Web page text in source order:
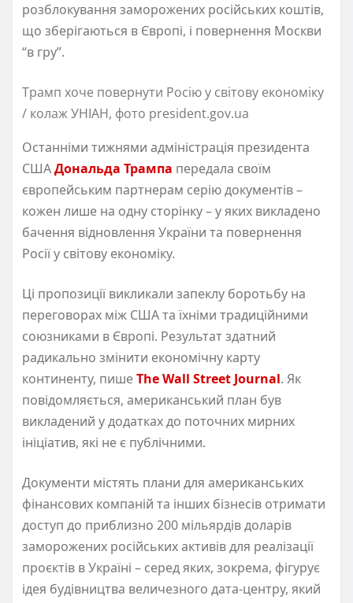
розблокування заморожених російських коштів,
що зберігаються в Європі, і повернення Москви
“в гру”.
Трамп хоче повернути Росію у світову економіку
/ колаж УНІАН, фото president.gov.ua
Останніми тижнями адміністрація президента
СШАДональда Трампа передала своїм
європейським партнерам серію документів –
кожен лише на одну сторінку – у яких викладено
бачення відновлення України та повернення
Росії у світову економіку.
Ці пропозиції викликали запеклу боротьбу на
переговорах між США та їхніми традиційними
союзниками в Європі. Результат здатний
радикально змінити економічну карту
континенту, пишеThe Wall Street Journal. Як
повідомляється, американський план був
викладений у додатках до поточних мирних
ініціатив, які не є публічними.
Документи містять плани для американських
фінансових компаній та інших бізнесів отримати
доступ до приблизно 200 мільярдів доларів
заморожених російських активів для реалізації
проєктів в Україні – серед яких, зокрема, фігурує
ідея будівництва величезного дата-центру, який